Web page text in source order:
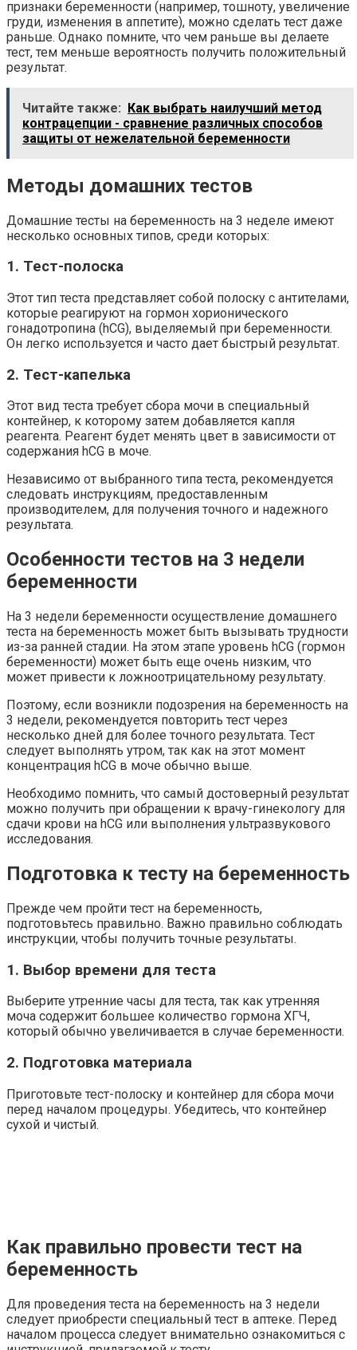
признаки беременности (например, тошноту, увеличение
груди, изменения в аппетите), можно сделать тест даже
раньше. Однако помните, что чем раньше вы делаете
тест, тем меньше вероятность получить положительный
результат.
Читайте также: Как выбрать наилучший метод
контрацепции - сравнение различных способов
защиты от нежелательной беременности
Методы домашних тестов
Домашние тесты на беременность на 3 неделе имеют
несколько основных типов, среди которых:
1. Тест-полоска
Этот тип теста представляет собой полоску с антителами,
которые реагируют на гормон хорионического
гонадотропина (hCG), выделяемый при беременности.
Он легко используется и часто дает быстрый результат.
2. Тест-капелька
Этот вид теста требует сбора мочи в специальный
контейнер, к которому затем добавляется капля
реагента. Реагент будет менять цвет в зависимости от
содержания hCG в моче.
Независимо от выбранного типа теста, рекомендуется
следовать инструкциям, предоставленным
производителем, для получения точного и надежного
результата.
Особенности тестов на 3 недели
беременности
На 3 недели беременности осуществление домашнего
теста на беременность может быть вызывать трудности
из-за ранней стадии. На этом этапе уровень hCG (гормон
беременности) может быть еще очень низким, что
может привести к ложноотрицательному результату.
Поэтому, если возникли подозрения на беременность на
3 недели, рекомендуется повторить тест через
несколько дней для более точного результата. Тест
следует выполнять утром, так как на этот момент
концентрация hCG в моче обычно выше.
Необходимо помнить, что самый достоверный результат
можно получить при обращении к врачу-гинекологу для
сдачи крови на hCG или выполнения ультразвукового
исследования.
Подготовка к тесту на беременность
Прежде чем пройти тест на беременность,
подготовьтесь правильно. Важно правильно соблюдать
инструкции, чтобы получить точные результаты.
1. Выбор времени для теста
Выберите утренние часы для теста, так как утренняя
моча содержит большее количество гормона ХГЧ,
который обычно увеличивается в случае беременности.
2. Подготовка материала
Приготовьте тест-полоску и контейнер для сбора мочи
перед началом процедуры. Убедитесь, что контейнер
сухой и чистый.
Как правильно провести тест на
беременность
Для проведения теста на беременность на 3 недели
следует приобрести специальный тест в аптеке. Перед
началом процесса следует внимательно ознакомиться с